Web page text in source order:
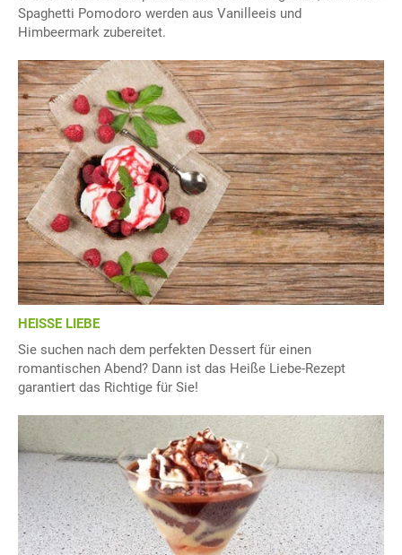
Spaghetti Pomodoro werden aus Vanilleeis und
Himbeermark zubereitet.
HEISSE LIEBE
Sie suchen nach dem perfekten Dessert für einen
romantischen Abend? Dann ist das Heiße Liebe-Rezept
garantiert das Richtige für Sie!